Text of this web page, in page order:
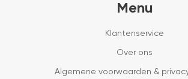
Menu
Klantenservice
Over ons
Algemene voorwaarden &